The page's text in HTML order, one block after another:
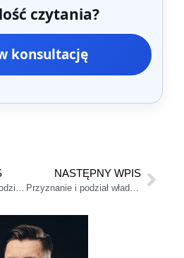
czytania?
konsultację
NASTĘPNY WPIS